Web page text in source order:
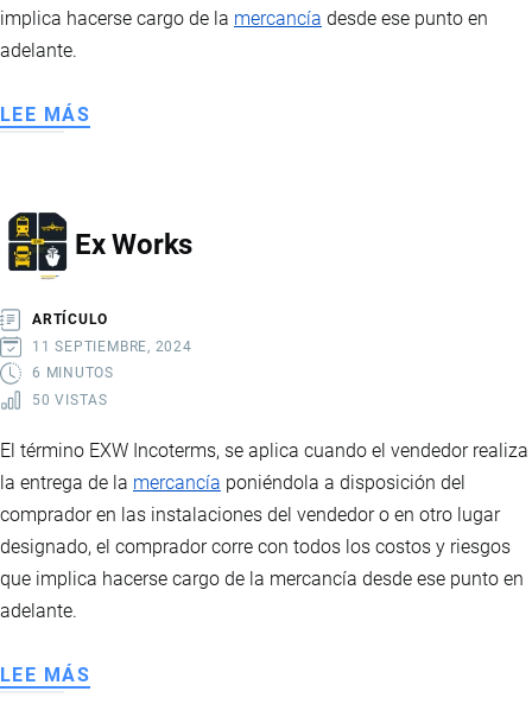
implica hacerse cargo de la mercancía desde ese punto en
adelante.
LEE MÁS
FREIGHT
Ex Works
ARTÍCULO
11 SEPTIEMBRE, 2024
6 MINUTOS
50 VISTAS
El término EXW Incoterms, se aplica cuando el vendedor realiza
la entrega de la mercancía poniéndola a disposición del
comprador en las instalaciones del vendedor o en otro lugar
designado, el comprador corre con todos los costos y riesgos
que implica hacerse cargo de la mercancía desde ese punto en
adelante.
LEE MÁS